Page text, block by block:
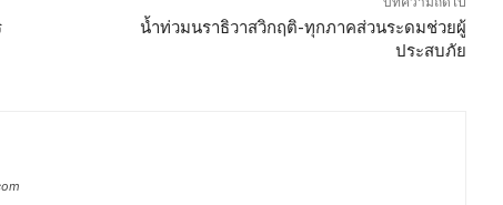
น้ำท่วมนราธิวาสวิกฤติ-ทุกภาคส่วนระดมช่วยผู้
ประสบภัย